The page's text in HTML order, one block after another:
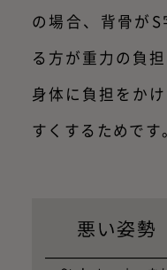
の場合、背骨が
る方が重力の負
身体に負担をか
すくするためです